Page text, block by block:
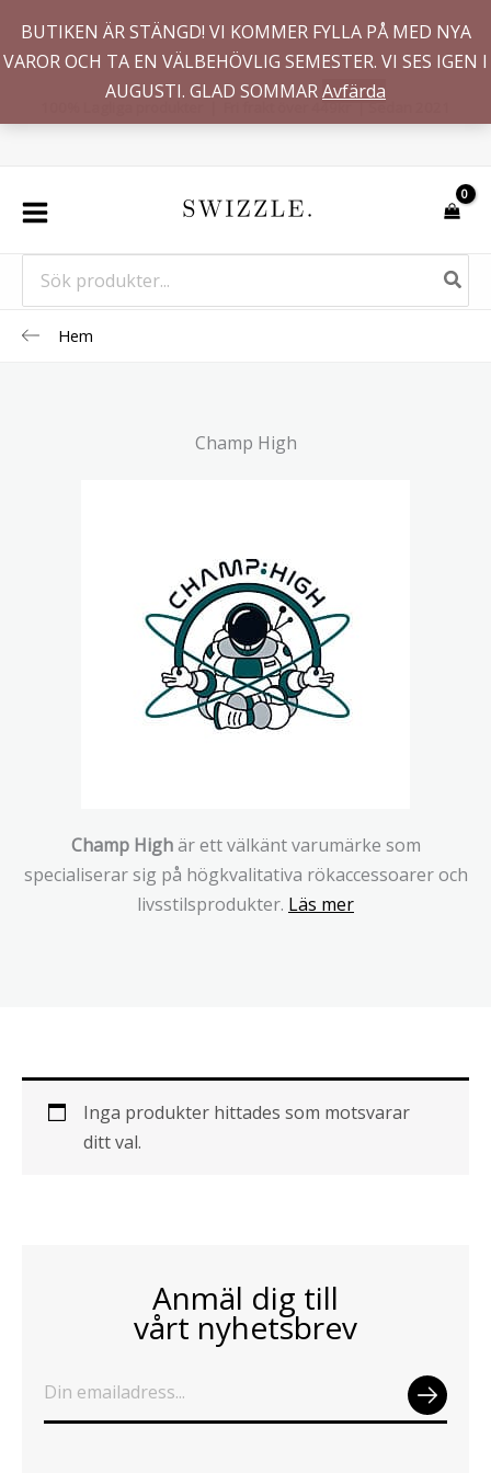
BUTIKEN ÄR STÄNGD! VI KOMMER FYLLA PÅ MED NYA
VAROR OCH TA EN VÄLBEHÖVLIG SEMESTER. VI SES IGEN I
AUGUSTI. GLAD SOMMARAvfärda
innehåll
for:
Champ High
Champ Highär ett välkänt varumärke som
specialiserar sig på högkvalitativa rökaccessoarer och
livsstilsprodukter. Läs mer
Hem
Inga produkter hittades som motsvarar
ditt val.
Anmäl dig till
vårt nyhetsbrev
SEN
D